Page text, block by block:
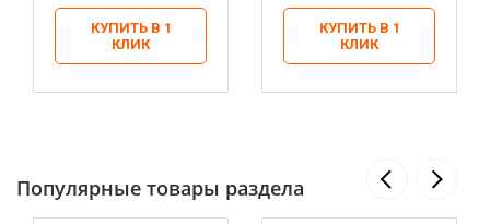
КУПИТЬ В 1
КЛИК
КУПИТЬ В 1
КЛИК
Популярные товары раздела